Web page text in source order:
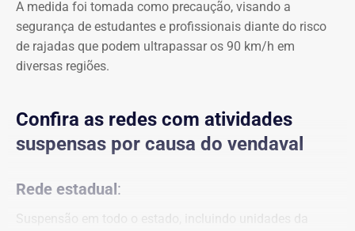
A medida foi tomada como precaução, visando a
segurança de estudantes e profissionais diante do risco
de rajadas que podem ultrapassar os 90 km/h em
diversas regiões.
Confira as redes com atividades
suspensas por causa do vendaval
Rede estadual:
Suspensão em todo o estado, incluindo unidades da